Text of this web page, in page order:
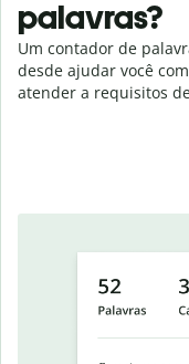
palavras?
Um contador de
desde ajudar você
atender a requisitos